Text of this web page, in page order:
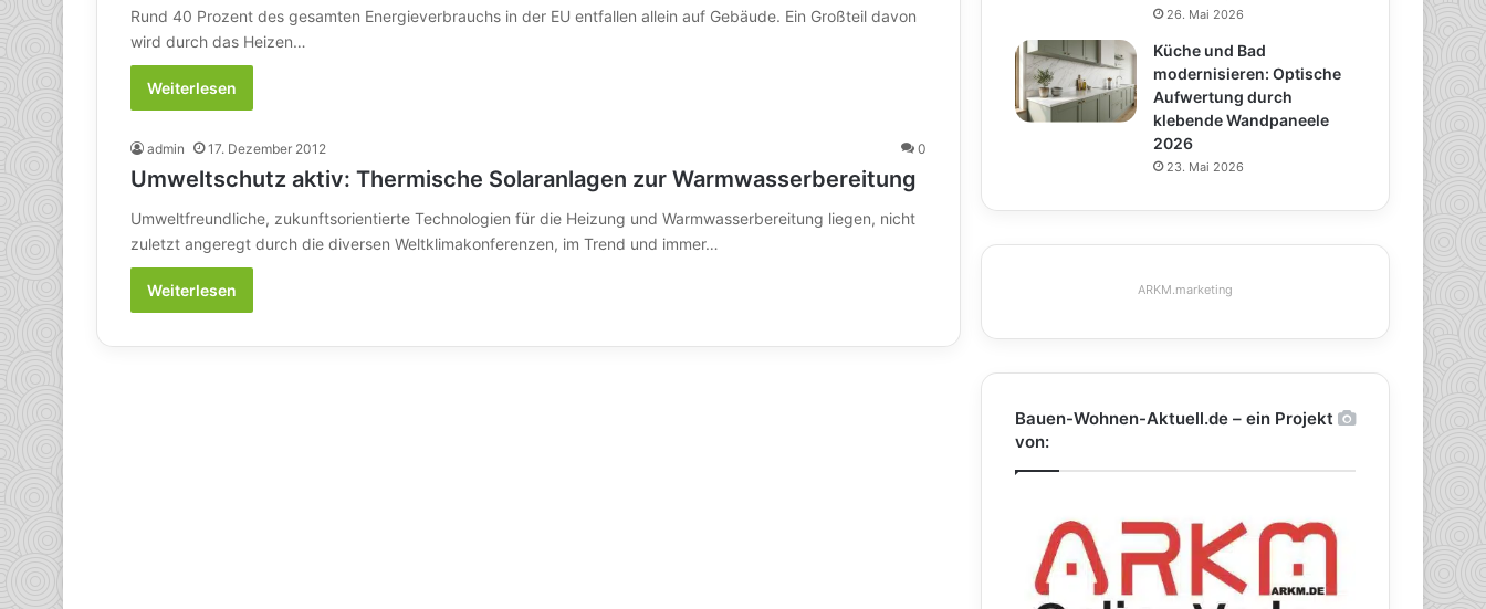
Rund 40 Prozent des gesamten Energieverbrauchs in der EU entfallen allein auf Gebäude. Ein Großteil davon
wird durch das Heizen…
Weiterlesen
admin 17. Dezember 2012 0
Umweltschutz aktiv: Thermische Solaranlagen zur Warmwasserbereitung
Umweltfreundliche, zukunftsorientierte Technologien für die Heizung und Warmwasserbereitung liegen, nicht
zuletzt angeregt durch die diversen Weltklimakonferenzen, im Trend und immer…
Weiterlesen
26. Mai 2026
Küche und Bad
modernisieren: Optische
Aufwertung durch
klebende Wandpaneele
2026
23. Mai 2026
ARKM.marketing
Bauen-Wohnen-Aktuell.de – ein Projekt
von: